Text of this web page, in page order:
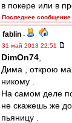
в покере или в
Последнее сообщение
fablin -
31 май 2013 22:51
DimOn74
Дима , открою
никому .
На самом деле
не скажешь же
пьяницу .